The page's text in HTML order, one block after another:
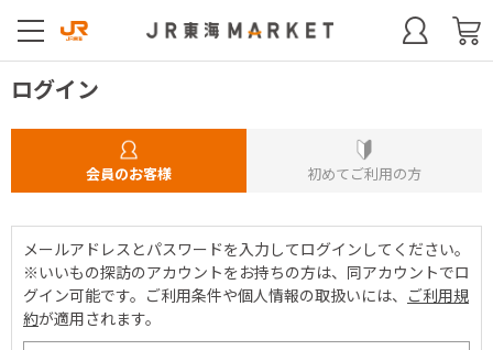
ログイン
会員のお客様 初めてご利用の方
メールアドレスとパスワードを入力してログインしてください。
※いいもの探訪のアカウントをお持ちの方は、同アカウントでロ
グイン可能です。 ご利用条件や個人情報の取扱いには、 ご利用規
約が適用されます。